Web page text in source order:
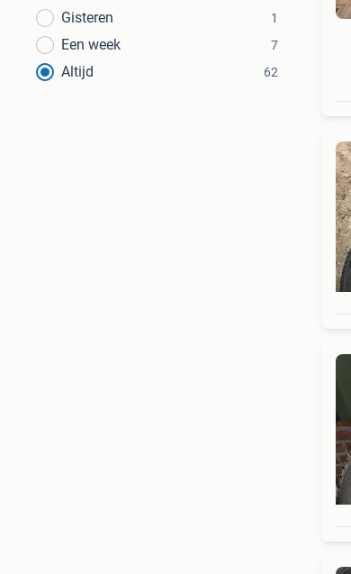
Gisteren 1
Een week 7
Altijd 62